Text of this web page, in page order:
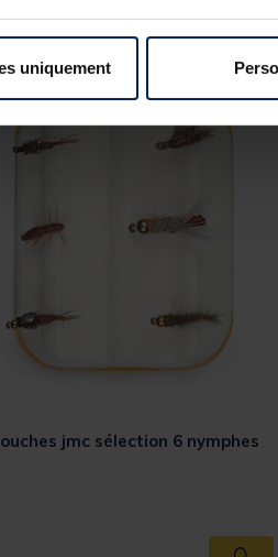
uniquement
jmc sélection 6 nymphes